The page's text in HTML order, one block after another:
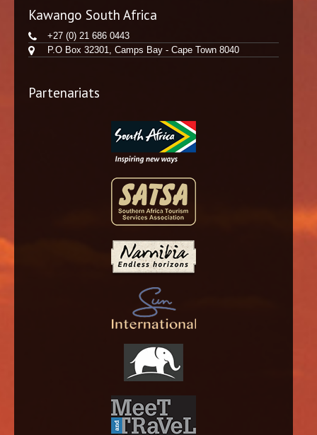
Kawango South Africa
+27 (0) 21 686 0443
P.O Box 32301, Camps Bay - Cape Town 8040
Partenariats